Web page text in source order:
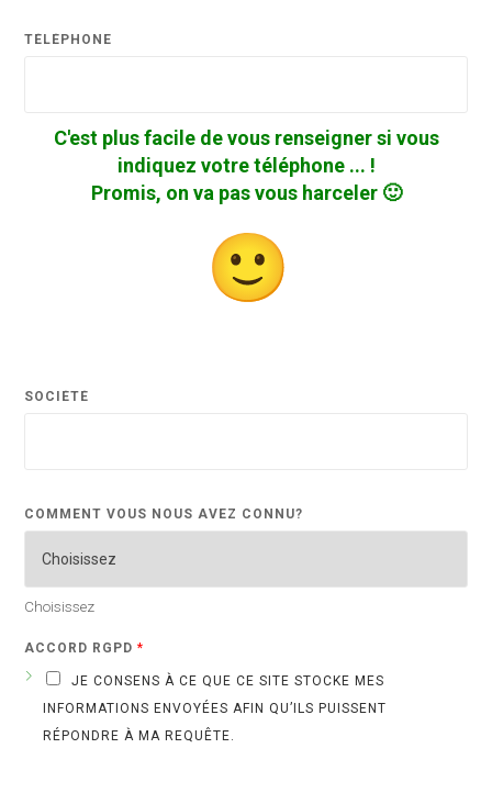
TÉLÉPHONE
C'est plus facile de vous renseigner si vous
indiquez votre téléphone ... !
Promis, on va pas vous harceler 🙂
SOCIÉTÉ
COMMENT VOUS NOUS AVEZ CONNU?
Choisissez
ACCORD RGPD*
JE CONSENS À CE QUE CE SITE STOCKE MES
INFORMATIONS ENVOYÉES AFIN QU’ILS PUISSENT
RÉPONDRE À MA REQUÊTE.